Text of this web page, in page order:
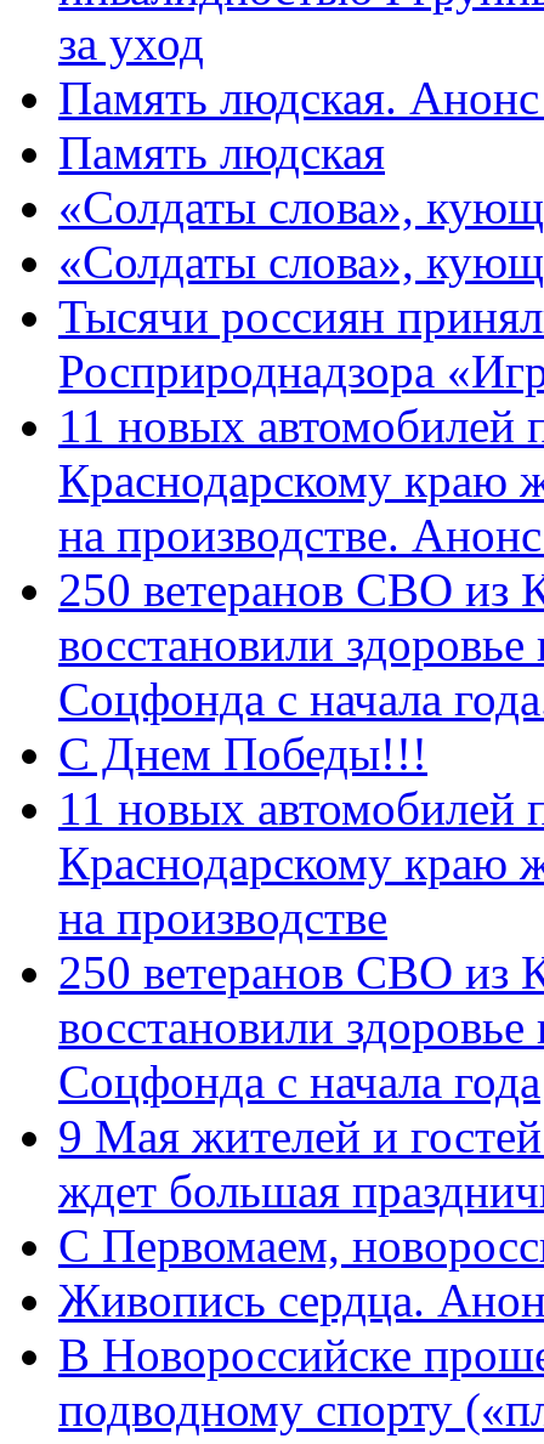
за уход
Память людская.
Память людская
«Солдаты слова»,
«Солдаты слова»,
Тысячи россиян
Росприроднадзора
11 новых автомобилей
Краснодарскому краю
на производстве.
250 ветеранов СВО из
восстановили
Соцфонда с начала
С Днем Победы!!!
11 новых автомобилей
Краснодарскому краю
на производстве
250 ветеранов СВО из
восстановили
Соцфонда с начала года
9 Мая жителей и
ждет большая
C Первомаем,
Живопись сердца.
В Новороссийске
подводному спорту